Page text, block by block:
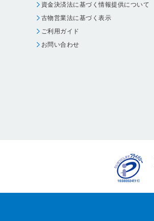
資金決済法に基づく情報提供について
古物営業法に基づく表示
ご利用ガイド
お問い合わせ